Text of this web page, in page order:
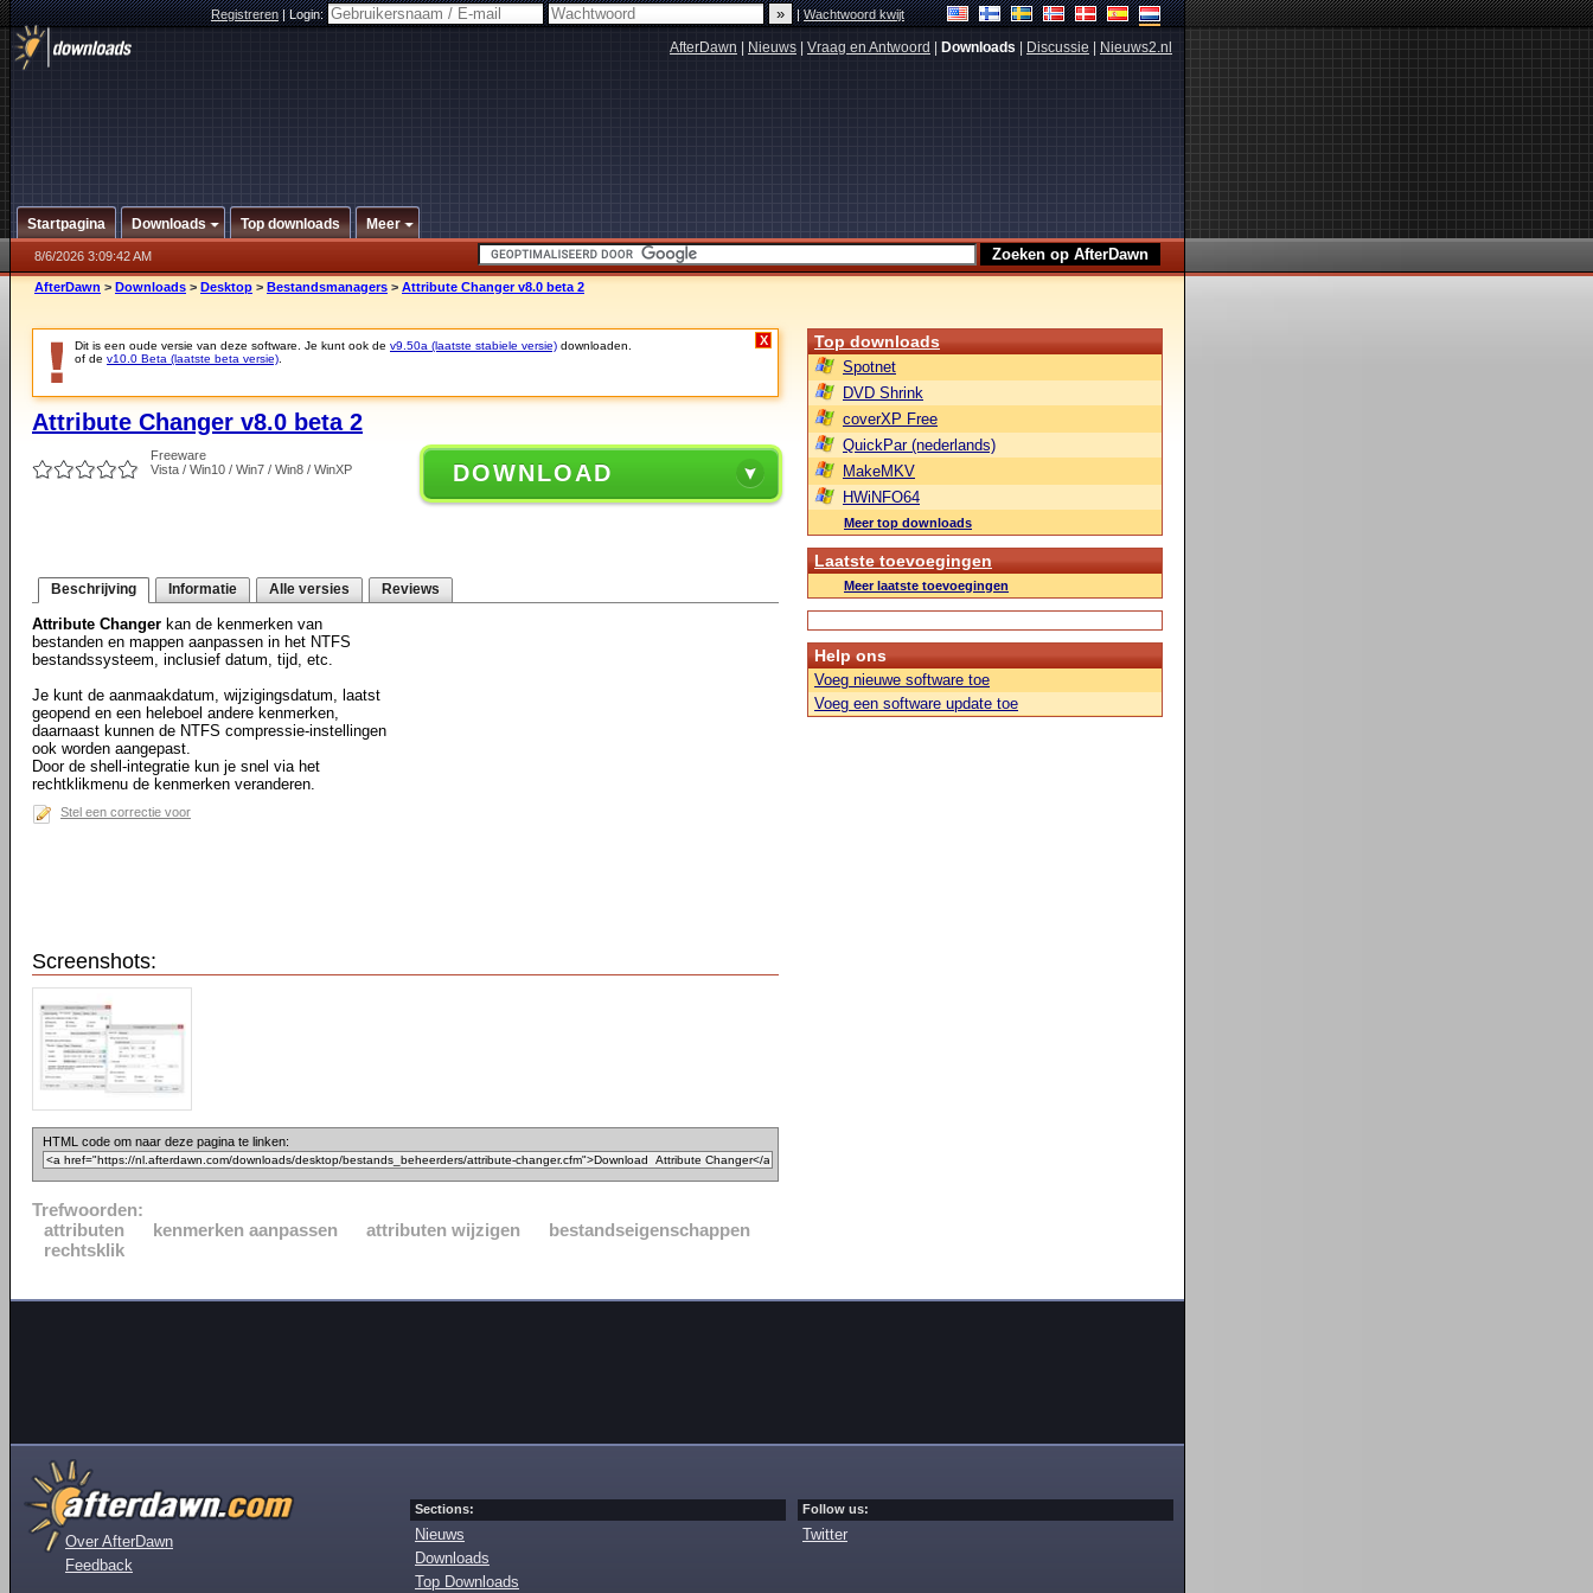
Registreren|Login: |Wachtwoord kwijt
AfterDawn Nieuws Vraag en Antwoord Downloads Discussie Nieuws2.nl
Startpagina Downloads Top downloads Meer
8/6/2026 3:09:42 AM
AfterDawn > Downloads > Desktop > Bestandsmanagers > Attribute Changer v8.0 beta 2
Dit is een oude versie van deze software. Je kunt ook de v9.50a (laatste stabiele versie) downloaden.
of de v10.0 Beta (laatste beta versie)
X
Attribute Changer v8.0 beta 2
Freeware
Vista / Win10 / Win7 / Win8 / WinXP
DOWNLOAD
Beschrijving Informatie Alle versies Reviews
Attribute Changer kan de kenmerken van
bestanden en mappen aanpassen in het NTFS
bestandssysteem, inclusief datum, tijd, etc.
Je kunt de aanmaakdatum, wijzigingsdatum, laatst
geopend en een heleboel andere kenmerken,
daarnaast kunnen de NTFS compressie-instellingen
ook worden aangepast.
Door de shell-integratie kun je snel via het
rechtklikmenu de kenmerken veranderen.
Stel een correctie voor
Screenshots:
HTML code om naar deze pagina te linken:
Trefwoorden:
attributen
kenmerken aanpassen attributen wijzigen
bestandseigenschappen
rechtsklik
Top downloads
Spotnet
DVD Shrink
coverXP Free
QuickPar (nederlands)
MakeMKV
HWiNFO64
Meer top downloads
Laatste toevoegingen
Meer laatste toevoegingen
Help ons
Voeg nieuwe software toe
Voeg een software update toe
Over AfterDawn
Feedback
Sections:
Nieuws
Downloads
Top Downloads
Follow us:
Twitter